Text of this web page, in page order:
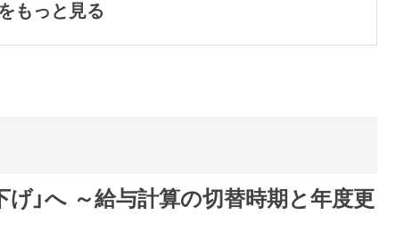
もっと見る
」へ ～給与計算の切替時期と年度更